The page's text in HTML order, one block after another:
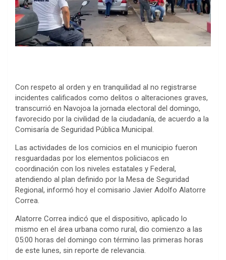
Con respeto al orden y en tranquilidad al no registrarse
incidentes calificados como delitos o alteraciones graves,
transcurrió en Navojoa la jornada electoral del domingo,
favorecido por la civilidad de la ciudadanía, de acuerdo a la
Comisaría de Seguridad Pública Municipal.
Las actividades de los comicios en el municipio fueron
resguardadas por los elementos policiacos en
coordinación con los niveles estatales y Federal,
atendiendo al plan definido por la Mesa de Seguridad
Regional, informó hoy el comisario Javier Adolfo Alatorre
Correa.
Alatorre Correa indicó que el dispositivo, aplicado lo
mismo en el área urbana como rural, dio comienzo a las
05:00 horas del domingo con término las primeras horas
de este lunes, sin reporte de relevancia.